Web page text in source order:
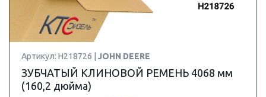
Артикул: H218726 | JOHN DEERE
ЗУБЧАТЫЙ КЛИНОВОЙ РЕМЕНЬ 4068 мм
(160,2 дюйма)